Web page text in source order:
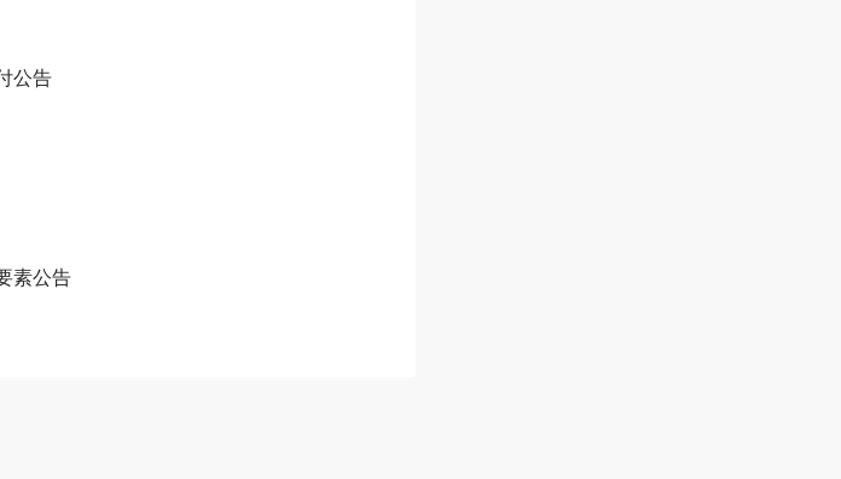
公告
素公告